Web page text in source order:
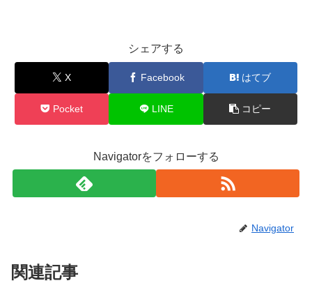
シェアする
X Facebook はてブ
Pocket LINE コピー
Navigatorをフォローする
Navigator
関連記事